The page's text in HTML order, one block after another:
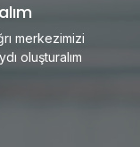
merkezimizi
oluşturalım